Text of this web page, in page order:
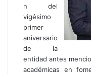
n del
vigésimo
primer
aniversario
de la
entidad antes
académicas en